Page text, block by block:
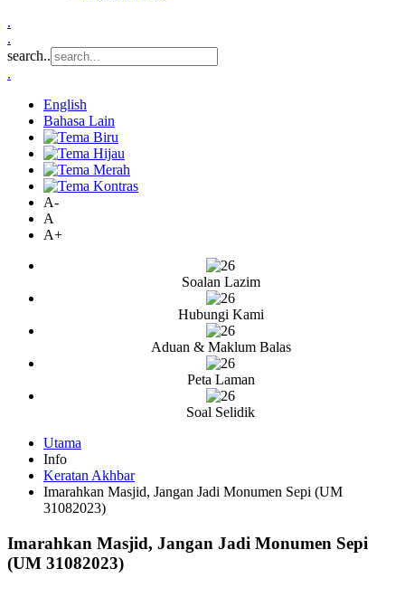
.
.
search..
.
English
Bahasa Lain
A-
A
A+
Soalan Lazim
Hubungi Kami
Aduan & Maklum Balas
Peta Laman
Soal Selidik
Utama
Info
Keratan Akhbar
Imarahkan Masjid, Jangan Jadi Monumen Sepi (UM
31082023)
Imarahkan Masjid, Jangan Jadi Monumen Sepi
(UM 31082023)